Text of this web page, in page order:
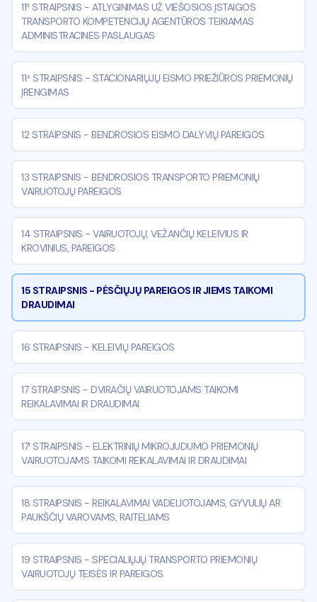
11³ STRAIPSNIS - ATLYGINIMAS UŽ VIEŠOSIOS ĮSTAIGOS
TRANSPORTO KOMPETENCIJŲ AGENTŪROS TEIKIAMAS
ADMINISTRACINES PASLAUGAS
11⁴ STRAIPSNIS - STACIONARIŲJŲ EISMO PRIEŽIŪROS PRIEMONIŲ
ĮRENGIMAS
12 STRAIPSNIS - BENDROSIOS EISMO DALYVIŲ PAREIGOS
13 STRAIPSNIS - BENDROSIOS TRANSPORTO PRIEMONIŲ
VAIRUOTOJŲ PAREIGOS
14 STRAIPSNIS - VAIRUOTOJŲ, VEŽANČIŲ KELEIVIUS IR
KROVINIUS, PAREIGOS
15 STRAIPSNIS - PĖSČIŲJŲ PAREIGOS IR JIEMS TAIKOMI
DRAUDIMAI
16 STRAIPSNIS - KELEIVIŲ PAREIGOS
17 STRAIPSNIS - DVIRAČIŲ VAIRUOTOJAMS TAIKOMI
REIKALAVIMAI IR DRAUDIMAI
17¹ STRAIPSNIS - ELEKTRINIŲ MIKROJUDUMO PRIEMONIŲ
VAIRUOTOJAMS TAIKOMI REIKALAVIMAI IR DRAUDIMAI
18 STRAIPSNIS - REIKALAVIMAI VADELIOTOJAMS, GYVULIŲ AR
PAUKŠČIŲ VAROVAMS, RAITELIAMS
19 STRAIPSNIS - SPECIALIŲJŲ TRANSPORTO PRIEMONIŲ
VAIRUOTOJŲ TEISĖS IR PAREIGOS